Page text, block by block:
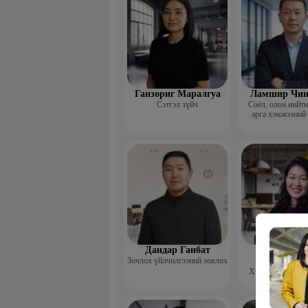
Ганзориг Маралгуа
Сэтгэл зүйч
Ламшир
Соёл, олон
арга хэмжээний
Дандар Ганбат
Зочлох үйлчилгээний зөвлөх
Хүний нөөцийн